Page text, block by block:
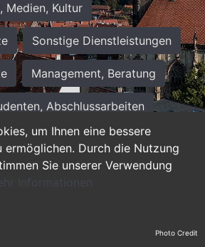
um Ihnen eine bessere
ermöglichen. Durch die Nutzung
Sie unserer Verwendung
Informationen
Medien, Kultur
Sonstige Dienstleistungen
Management, Beratung
Abschlussarbeiten
Assistenz, Sekretariat
und Nebenjobs
duale Ausbildung Photo Credit